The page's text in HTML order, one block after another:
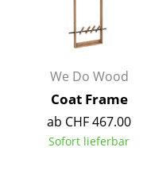
Figuren &
Vasen
Tabletts
Büroutensilien
We Do Wood
Coat Frame
ab CHF 467.00
Sofort lieferbar